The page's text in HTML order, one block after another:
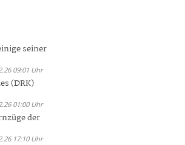
seiner
09:01 Uhr
(DRK)
01:00 Uhr
der
17:10 Uhr